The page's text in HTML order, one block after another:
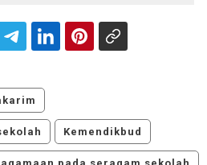
Kemendikbud